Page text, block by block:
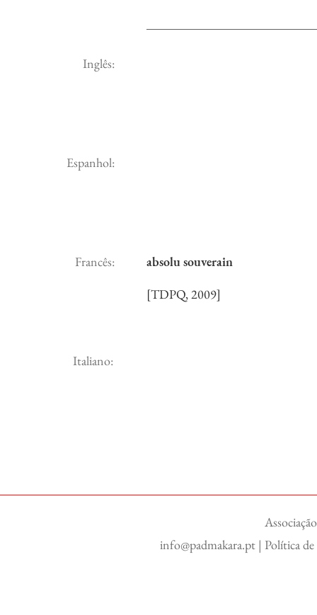
Inglês:
Espanhol:
Francês:
absolu souverain
[TDPQ, 2009]
Italiano:
info@padmakara.pt | Política